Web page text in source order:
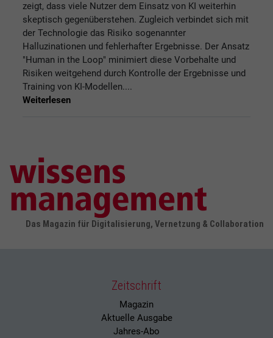
zeigt, dass viele Nutzer dem Einsatz von KI weiterhin
skeptisch gegenüberstehen. Zugleich verbindet sich mit
der Technologie das Risiko sogenannter
Halluzinationen und fehlerhafter Ergebnisse. Der Ansatz
"Human in the Loop" minimiert diese Vorbehalte und
Risiken weitgehend durch Kontrolle der Ergebnisse und
Training von KI-Modellen....
Weiterlesen
Das Magazin für Digitalisierung, Vernetzung & Collaboration
Zeitschrift
Magazin
Aktuelle Ausgabe
Jahres-Abo